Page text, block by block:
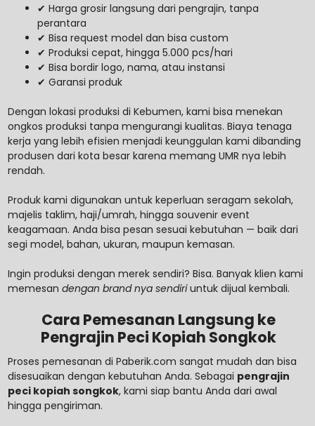
✔ Harga grosir langsung dari pengrajin, tanpa
perantara
✔ Bisa request model dan bisa custom
✔ Produksi cepat, hingga 5.000 pcs/hari
✔ Bisa bordir logo, nama, atau instansi
✔ Garansi produk
Dengan lokasi produksi di Kebumen, kami bisa menekan
ongkos produksi tanpa mengurangi kualitas. Biaya tenaga
kerja yang lebih efisien menjadi keunggulan kami dibanding
produsen dari kota besar karena memang UMR nya lebih
rendah.
Produk kami digunakan untuk keperluan seragam sekolah,
majelis taklim, haji/umrah, hingga souvenir event
keagamaan. Anda bisa pesan sesuai kebutuhan — baik dari
segi model, bahan, ukuran, maupun kemasan.
Ingin produksi dengan merek sendiri? Bisa. Banyak klien kami
memesan dengan brand nya sendiriuntuk dijual kembali.
Cara Pemesanan Langsung ke
Pengrajin Peci Kopiah Songkok
Proses pemesanan di Paberik.com sangat mudah dan bisa
disesuaikan dengan kebutuhan Anda. Sebagai pengrajin
peci kopiah songkok, kami siap bantu Anda dari awal
hingga pengiriman.